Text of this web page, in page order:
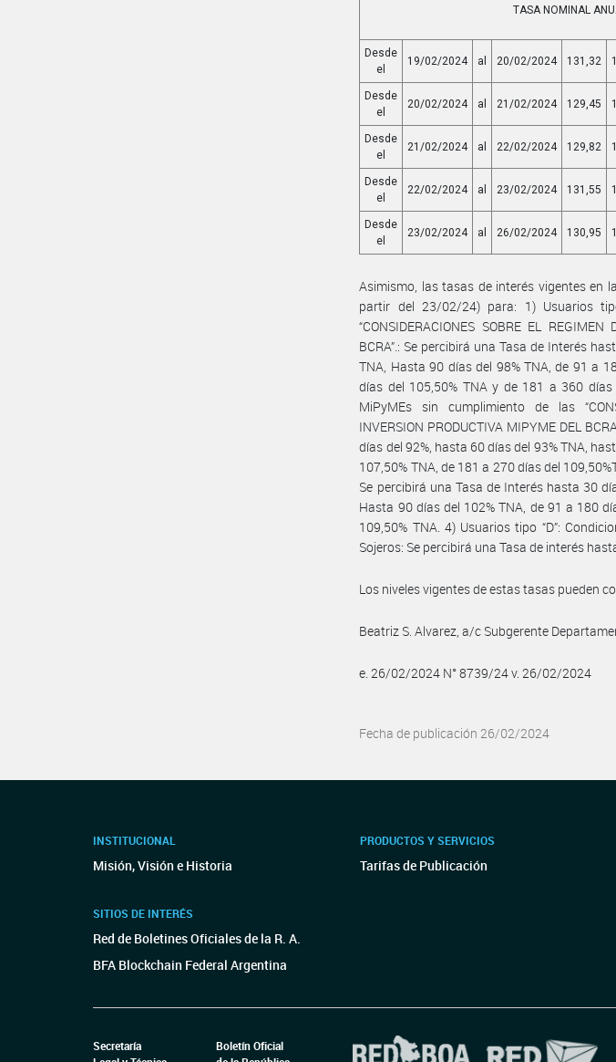
TASA NOMINAL
Desde
el
19/02/2024 al 20/02/2024 131,32
Desde
el
20/02/2024 al 21/02/2024 129,45
Desde
el
21/02/2024 al 22/02/2024 129,82
Desde
el
22/02/2024 al 23/02/2024 131,55
Desde
el
23/02/2024 al 26/02/2024 130,95
Asimismo, las tasas de interés vigentes en
partir del 23/02/24) para: 1) Usuarios
“CONSIDERACIONES SOBRE EL
BCRA”.: Se percibirá una Tasa de Interés
TNA, Hasta 90 días del 98% TNA, de 91 a
días del 105,50% TNA y de 181 a 360 días
MiPyMEs sin cumplimiento de las
INVERSION PRODUCTIVA MIPYME DEL
días del 92%, hasta 60 días del 93% TNA,
107,50% TNA, de 181 a 270 días del
Se percibirá una Tasa de Interés hasta 30
Hasta 90 días del 102% TNA, de 91 a 180
109,50% TNA. 4) Usuarios tipo “D”:
Sojeros: Se percibirá una Tasa de interés
Los niveles vigentes de estas tasas pueden
Beatriz S. Alvarez, a/c Subgerente
e. 26/02/2024 N° 8739/24 v. 26/02/2024
Fecha de publicación 26/02/2024
INSTITUCIONAL
Misión, Visión e Historia
SITIOS DE INTERÉS
Red de Boletines Oficiales de la R. A.
BFA Blockchain Federal Argentina
PRODUCTOS Y SERVICIOS
Tarifas de Publicación
Secretaría
Boletín Oficial